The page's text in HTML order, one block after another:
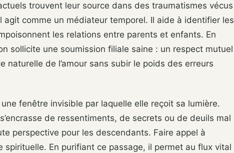
trouvent leur source dans des traumatismes vécus
agit comme un médiateur temporel. Il aide à identifier les
les relations entre parents et enfants. En
sollicite une soumission filiale saine : un respect mutuel
naturelle de l’amour sans subir le poids des erreurs
fenêtre invisible par laquelle elle reçoit sa lumière.
de ressentiments, de secrets ou de deuils mal
perspective pour les descendants. Faire appel à
spirituelle. En purifiant ce passage, il permet au flux vital